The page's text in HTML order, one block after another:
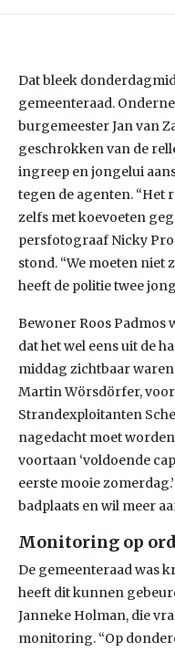
Dat bleek
gemeenteraad.
burgemeester Jan van
geschrokken van de
ingreep en jongelui
tegen de agenten. “Het
zelfs met koevoeten
persfotograaf Nicky
stond. “We moeten niet
heeft de politie twee
Bewoner Roos Padmos
dat het wel eens uit de
middag zichtbaar
Martin Wörsdörfer,
Strandexploitanten
nagedacht moet
voortaan ‘voldoende
eerste mooie
badplaats en wil meer
Monitoring op
De gemeenteraad was
heeft dit kunnen
Janneke Holman, die
monitoring. “Op